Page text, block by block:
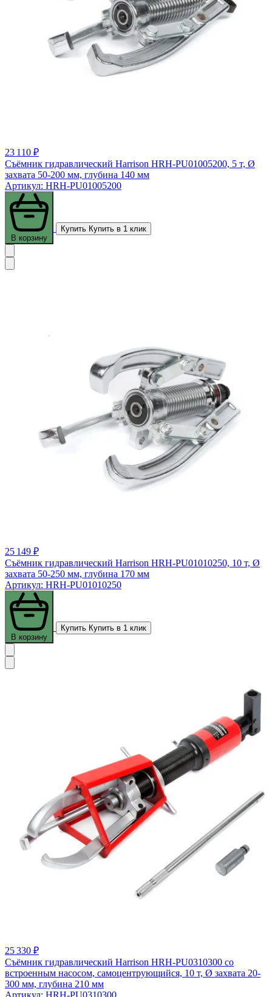
23 110 ₽
Съёмник гидравлический Harrison HRH-PU01005200, 5 т, Ø
захвата 50-200 мм, глубина 140 мм
Артикул: HRH-PU01005200
В корзину
Купить Купить в 1 клик
25 149 ₽
Съёмник гидравлический Harrison HRH-PU01010250, 10 т, Ø
захвата 50-250 мм, глубина 170 мм
Артикул: HRH-PU01010250
В корзину
Купить Купить в 1 клик
25 330 ₽
Съёмник гидравлический Harrison HRH-PU0310300 со
встроенным насосом, самоцентрующийся, 10 т, Ø захвата 20-
300 мм, глубина 210 мм
Артикул: HRH-PU0310300